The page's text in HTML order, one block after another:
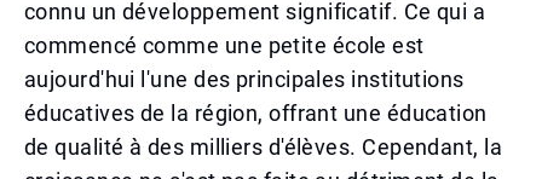
connu un développement significatif. Ce qui a
commencé comme une petite école est
aujourd'hui l'une des principales institutions
éducatives de la région, offrant une éducation
de qualité à des milliers d'élèves. Cependant, la